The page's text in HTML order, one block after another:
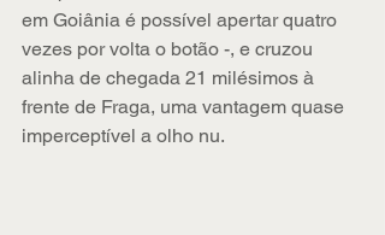
em Goiânia é possível apertar quatro
vezes por volta o botão -, e cruzou
alinha de chegada 21 milésimos à
frente de Fraga, uma vantagem quase
imperceptível a olho nu.